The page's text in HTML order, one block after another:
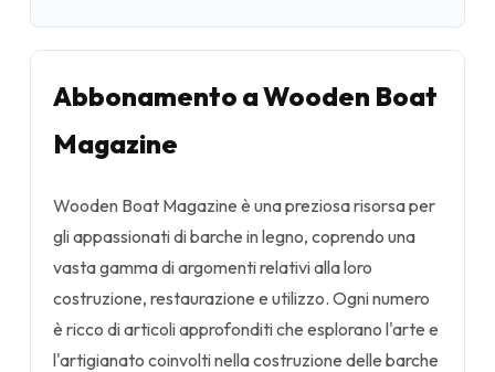
Abbonamento a Wooden Boat
Magazine
Wooden Boat Magazine è una preziosa risorsa per
gli appassionati di barche in legno, coprendo una
vasta gamma di argomenti relativi alla loro
costruzione, restaurazione e utilizzo. Ogni numero
è ricco di articoli approfonditi che esplorano l'arte e
l'artigianato coinvolti nella costruzione delle barche